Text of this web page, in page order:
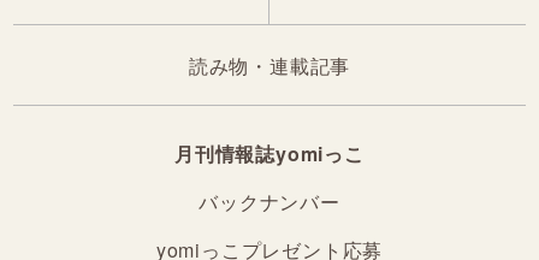
読み物・連載記事
月刊情報誌yomiっこ
バックナンバー
yomiっこプレゼント応募